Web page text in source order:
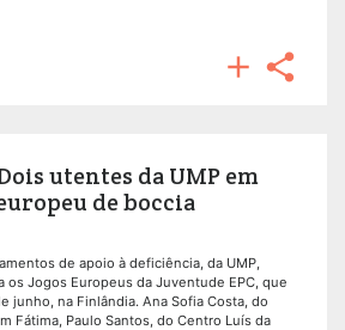
 
utentes da UMP em
de boccia
de apoio à deficiência, da UMP,
os Jogos Europeus da Juventude EPC, que
junho, na Finlândia. Ana Sofia Costa, do
Fátima, Paulo Santos, do Centro Luís da